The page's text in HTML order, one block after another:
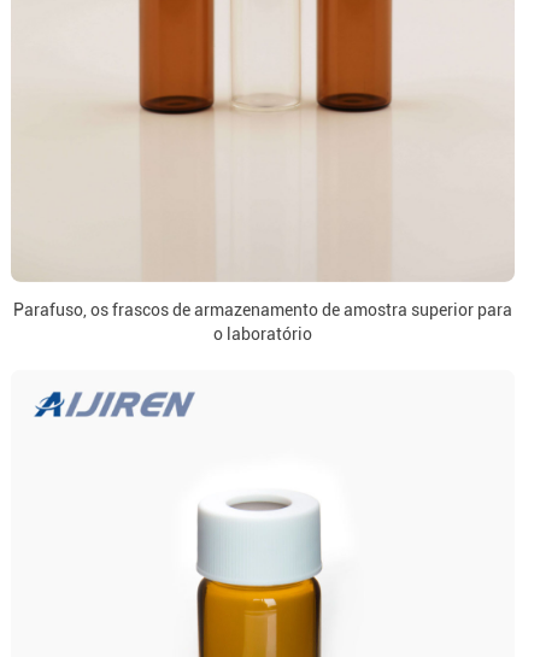
Parafuso, os frascos de armazenamento de amostra superior para
o laboratório